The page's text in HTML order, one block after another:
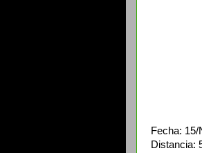
Fecha: 15/
Distancia: